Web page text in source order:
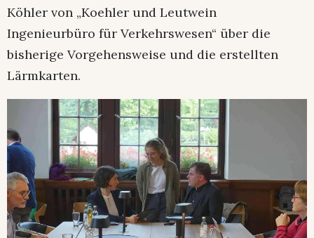
Köhler von „Koehler und Leutwein
Ingenieurbüro für Verkehrswesen“ über die
bisherige Vorgehensweise und die erstellten
Lärmkarten.